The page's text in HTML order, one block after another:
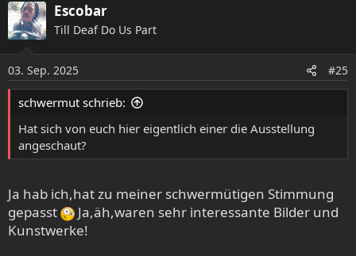
Escobar
Till Deaf Do Us Part
03. Sep. 2025 #25
schwermut schrieb:
Hat sich von euch hier eigentlich einer die Ausstellung
angeschaut?
Ja hab ich,hat zu meiner schwermütigen Stimmung
gepasst
Ja,äh,waren sehr interessante Bilder und
Kunstwerke!